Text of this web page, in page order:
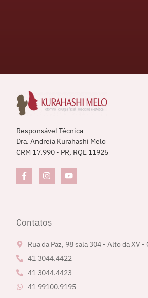
Responsável Técnica
Dra. Andreia Kurahashi Melo
CRM 17.990 - PR, RQE 11925
Contatos
Rua da Paz, 98 sala 304 - Alto da XV -
41 3044.4422
41 3044.4423
41 99100.9195